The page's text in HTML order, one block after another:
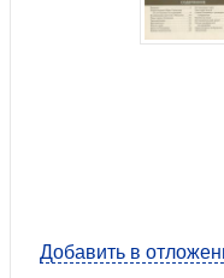
Добавить в